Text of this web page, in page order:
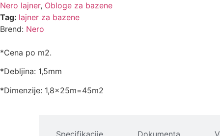
Nero lajner, Obloge za bazene
Tag: lajner za bazene
Brend: Nero
*Cena po m2.
*Debljina: 1,5mm
*Dimenzije: 1,8x25m=45m2